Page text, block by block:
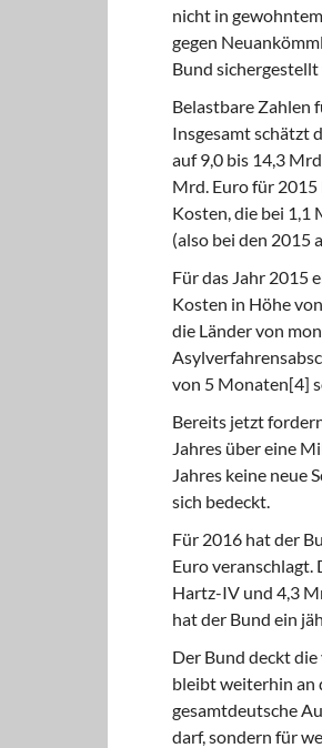
nicht in
gegen
Bund sichergestellt
Belastbare Zahlen
Insgesamtschätzt
auf 9,0 bis 14,3
Mrd. Euro für
Kosten, die bei 1,1
(also bei den 2015
Für das Jahr 2015
Kosten in Höhe
die Länder von
von 5 Monaten[4]
Bereits jetzt
Jahres über eine
Jahres keine neue
sich bedeckt.
Für 2016 hat der
Euro veranschlagt.
Hartz-IV und 4,3
hat der Bund ein
Der Bund deckt
bleibt weiterhin an
gesamtdeutsche
darf, sondern für